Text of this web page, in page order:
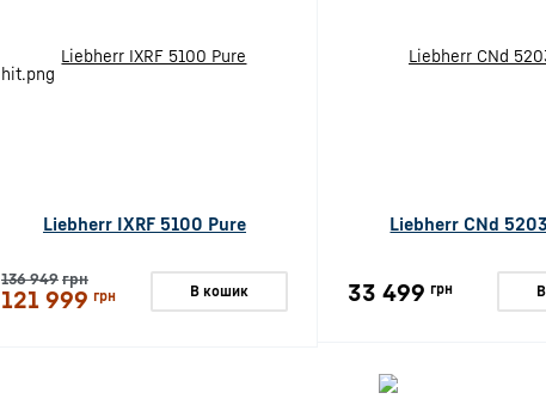
Liebherr IXRF 5100 Pure
136 949грн
121 999 грн В кошик
Liebherr CNd
33 499 грн